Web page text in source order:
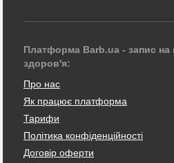
Платформа Barb.ua - запис на
здоров'я:
Про нас
Як працює платформа
Тарифи
Політика конфіденційності
Договір оферти